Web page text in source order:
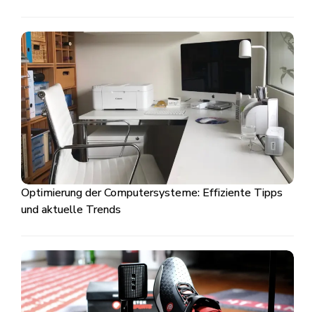
Optimierung der Computersysteme: Effiziente Tipps
und aktuelle Trends